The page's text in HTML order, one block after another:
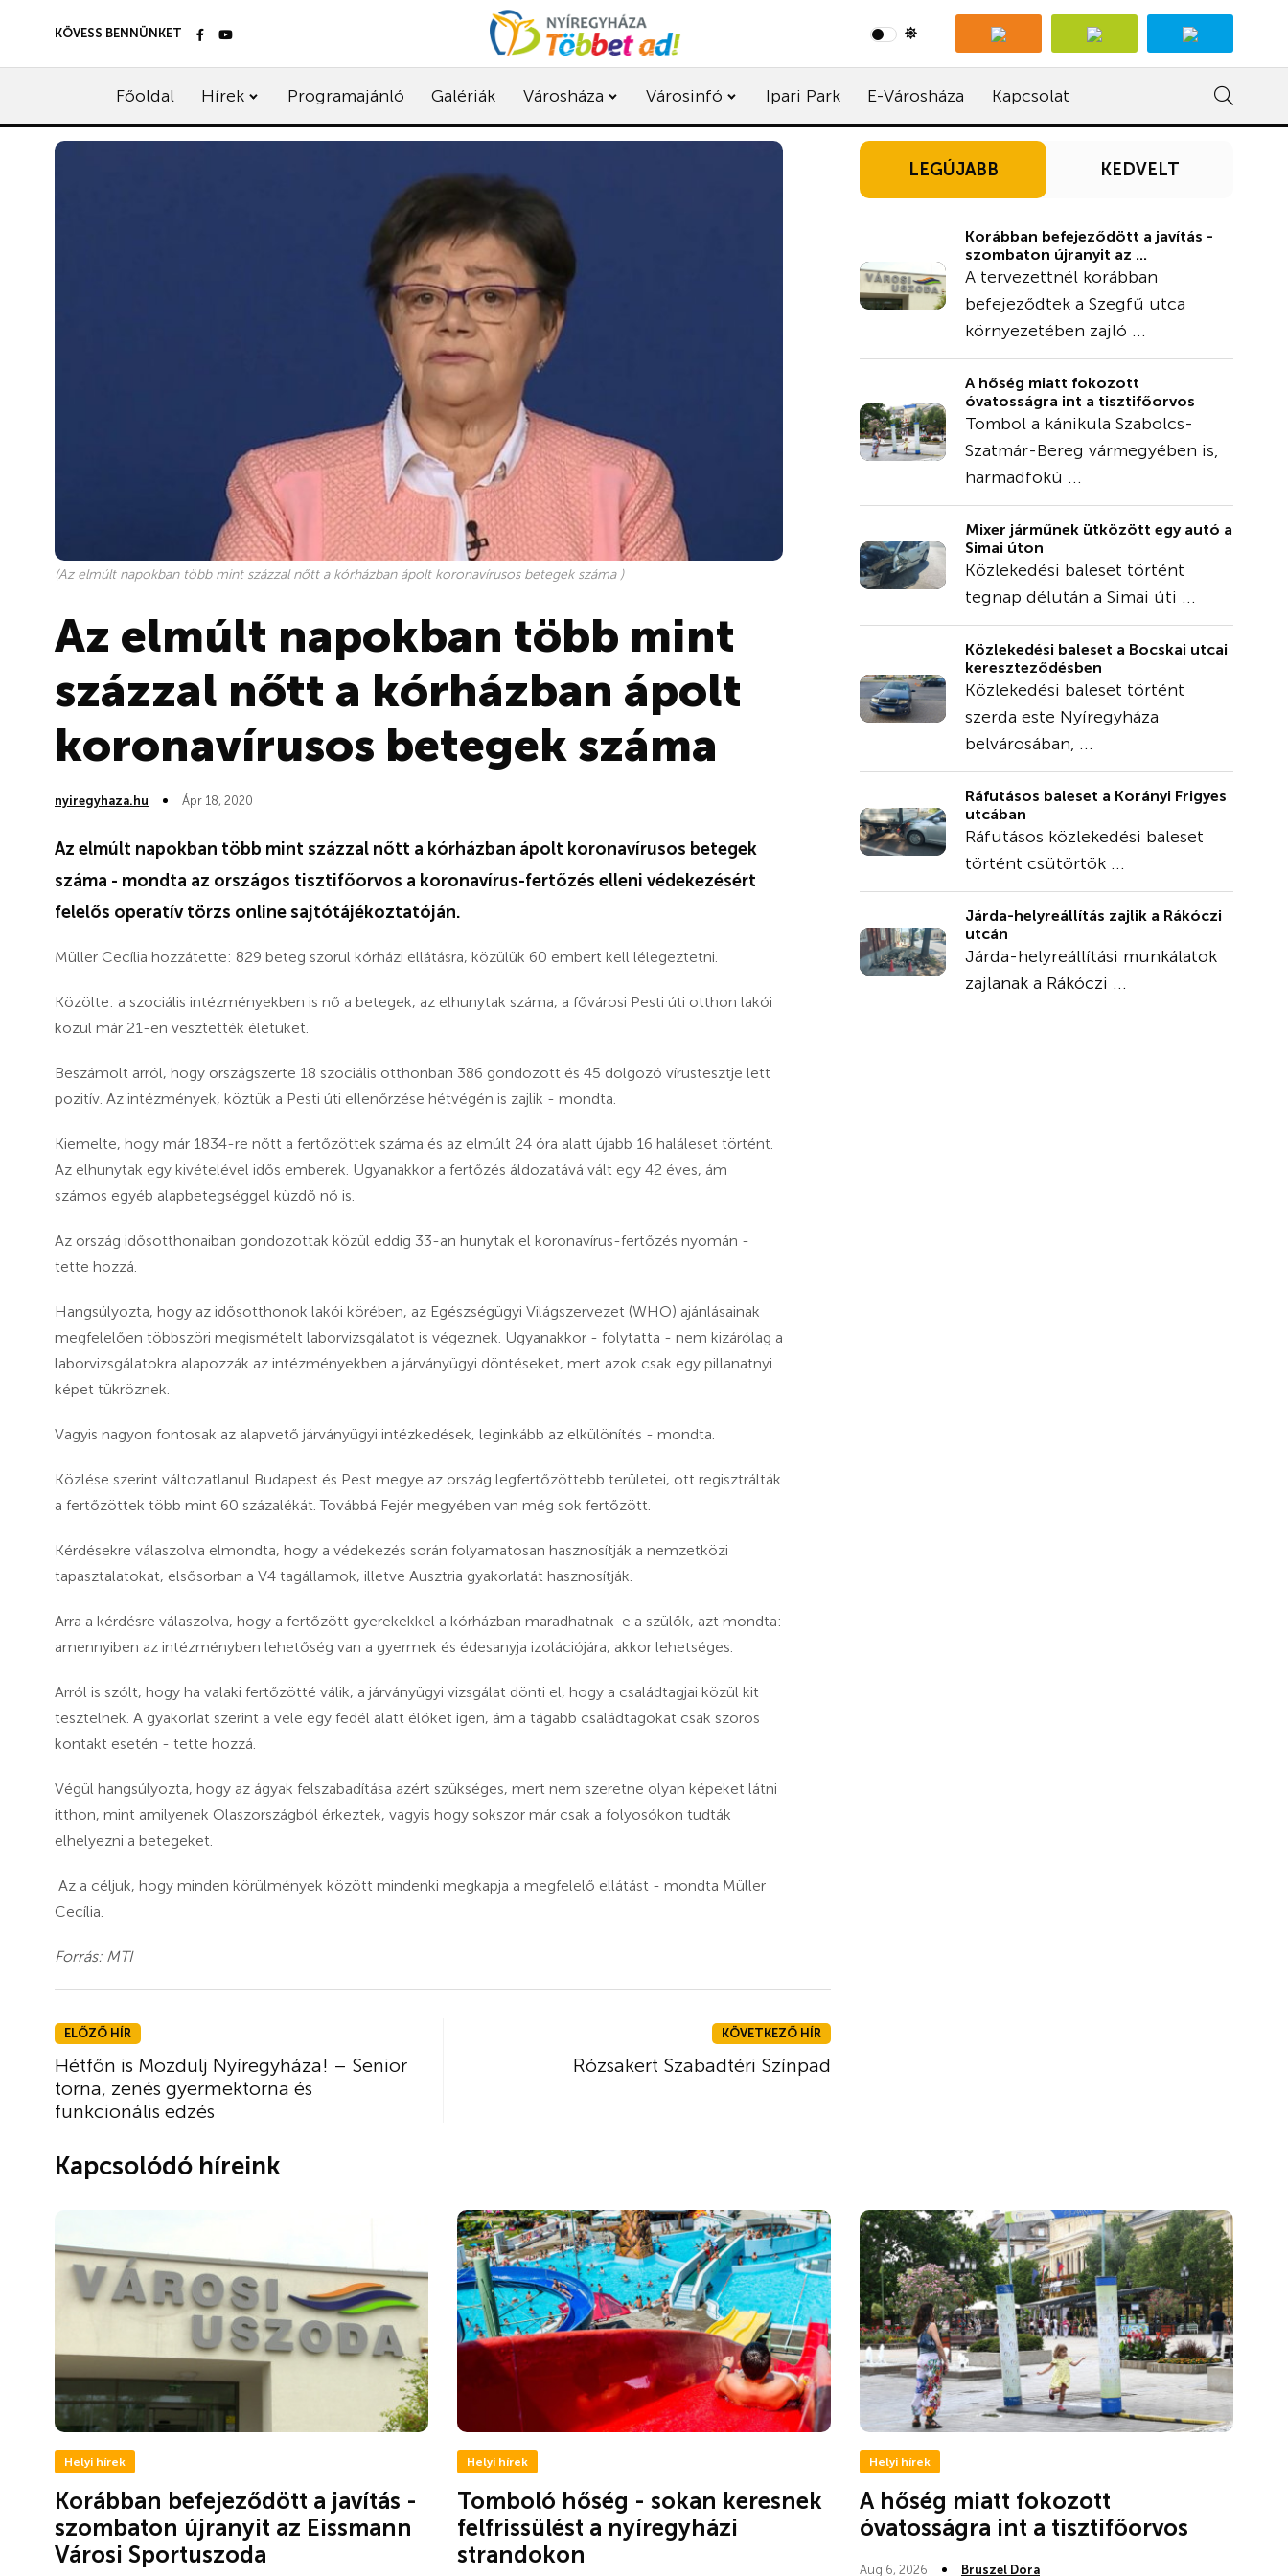
KÖVESS BENNÜNKET
Főoldal Hírek Programajánló Galériák Városháza Városinfó Ipari Park E-Városháza Kapcsolat
(Az elmúlt napokban több mint százzal nőtt a kórházban ápolt koronavírusos betegek száma )
Az elmúlt napokban több mint
százzal nőtt a kórházban ápolt
koronavírusos betegek száma
nyiregyhaza.hu Ápr 18, 2020
Az elmúlt napokban több mint százzal nőtt a kórházban ápolt koronavírusos betegek
száma - mondta az országos tisztifőorvos a koronavírus-fertőzés elleni védekezésért
felelős operatív törzs online sajtótájékoztatóján.
Müller Cecília hozzátette: 829 beteg szorul kórházi ellátásra, közülük 60 embert kell lélegeztetni.
Közölte: a szociális intézményekben is nő a betegek, az elhunytak száma, a fővárosi Pesti úti otthon lakói
közül már 21-en vesztették életüket.
Beszámolt arról, hogy országszerte 18 szociális otthonban 386 gondozott és 45 dolgozó vírustesztje lett
pozitív. Az intézmények, köztük a Pesti úti ellenőrzése hétvégén is zajlik - mondta.
Kiemelte, hogy már 1834-re nőtt a fertőzöttek száma és az elmúlt 24 óra alatt újabb 16 haláleset történt.
Az elhunytak egy kivételével idős emberek. Ugyanakkor a fertőzés áldozatává vált egy 42 éves, ám
számos egyéb alapbetegséggel küzdő nő is.
Az ország idősotthonaiban gondozottak közül eddig 33-an hunytak el koronavírus-fertőzés nyomán -
tette hozzá.
Hangsúlyozta, hogy az idősotthonok lakói körében, az Egészségügyi Világszervezet (WHO) ajánlásainak
megfelelően többszöri megismételt laborvizsgálatot is végeznek. Ugyanakkor - folytatta - nem kizárólag a
laborvizsgálatokra alapozzák az intézményekben a járványügyi döntéseket, mert azok csak egy pillanatnyi
képet tükröznek.
Vagyis nagyon fontosak az alapvető járványügyi intézkedések, leginkább az elkülönítés - mondta.
Közlése szerint változatlanul Budapest és Pest megye az ország legfertőzöttebb területei, ott regisztrálták
a fertőzöttek több mint 60 százalékát. Továbbá Fejér megyében van még sok fertőzött.
Kérdésekre válaszolva elmondta, hogy a védekezés során folyamatosan hasznosítják a nemzetközi
tapasztalatokat, elsősorban a V4 tagállamok, illetve Ausztria gyakorlatát hasznosítják.
Arra a kérdésre válaszolva, hogy a fertőzött gyerekekkel a kórházban maradhatnak-e a szülők, azt mondta:
amennyiben az intézményben lehetőség van a gyermek és édesanyja izolációjára, akkor lehetséges.
Arról is szólt, hogy ha valaki fertőzötté válik, a járványügyi vizsgálat dönti el, hogy a családtagjai közül kit
tesztelnek. A gyakorlat szerint a vele egy fedél alatt élőket igen, ám a tágabb családtagokat csak szoros
kontakt esetén - tette hozzá.
Végül hangsúlyozta, hogy az ágyak felszabadítása azért szükséges, mert nem szeretne olyan képeket látni
itthon, mint amilyenek Olaszországból érkeztek, vagyis hogy sokszor már csak a folyosókon tudták
elhelyezni a betegeket.
Az a céljuk, hogy minden körülmények között mindenki megkapja a megfelelő ellátást - mondta Müller
Cecília.
Forrás: MTI
ELŐZŐ HÍR
Hétfőn is Mozdulj Nyíregyháza! – Senior
torna, zenés gyermektorna és
funkcionális edzés
KÖVETKEZŐ HÍR
Rózsakert Szabadtéri Színpad
LEGÚJABB KEDVELT
Korábban befejeződött a javítás -
szombaton újranyit az ...
A tervezettnél korábban
befejeződtek a Szegfű utca
környezetében zajló ...
A hőség miatt fokozott
óvatosságra int a tisztifőorvos
Tombol a kánikula Szabolcs-
Szatmár-Bereg vármegyében is,
harmadfokú ...
Mixer járműnek ütközött egy autó a
Simai úton
Közlekedési baleset történt
tegnap délután a Simai úti ...
Közlekedési baleset a Bocskai utcai
kereszteződésben
Közlekedési baleset történt
szerda este Nyíregyháza
belvárosában, ...
Ráfutásos baleset a Korányi Frigyes
utcában
Ráfutásos közlekedési baleset
történt csütörtök ...
Járda-helyreállítás zajlik a Rákóczi
utcán
Járda-helyreállítási munkálatok
zajlanak a Rákóczi ...
Kapcsolódó híreink
Helyi hírek
Korábban befejeződött a javítás -
szombaton újranyit az Eissmann
Városi Sportuszoda
Helyi hírek
Tomboló hőség - sokan keresnek
felfrissülést a nyíregyházi
strandokon
Helyi hírek
A hőség miatt fokozott
óvatosságra int a tisztifőorvos
Aug 6, 2026 Bruszel Dóra